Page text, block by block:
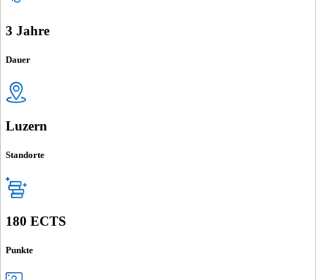
3 Jahre
Dauer
Luzern
Standorte
180 ECTS
Punkte